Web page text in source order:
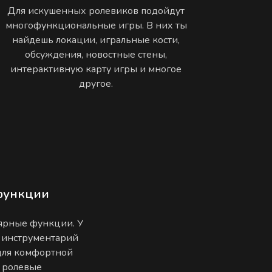
Для искушенных ролевиков подойдут
многофункциональные игры. В них ты
найдешь локации, игральные кости,
обсуждения, новостные стены,
интерактивную карту игры и многое
другое.
функции. У
комфортной